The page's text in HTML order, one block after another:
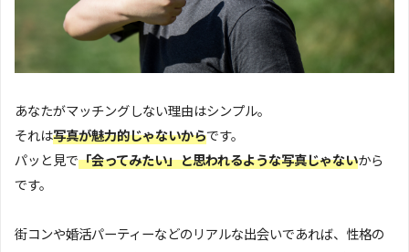
あなたがマッチングしない理由はシンプル。
それは写真が魅力的じゃないからです。
パッと見で「会ってみたい」と思われるような写真じゃないから
です。
街コンや婚活パーティーなどのリアルな出会いであれば、性格の